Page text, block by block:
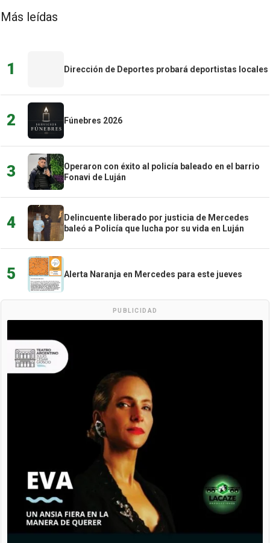
Más leídas
1 Dirección de Deportes probará deportistas locales
2 Fúnebres 2026
3
Operaron con éxito al policía baleado en el barrio
Fonavi de Luján
4
Delincuente liberado por justicia de Mercedes
baleó a Policía que lucha por su vida en Luján
5 Alerta Naranja en Mercedes para este jueves
PUBLICIDAD